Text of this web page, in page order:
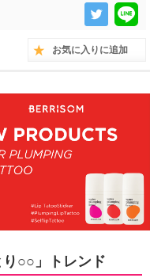
お気に入りに追加
○○」トレンド